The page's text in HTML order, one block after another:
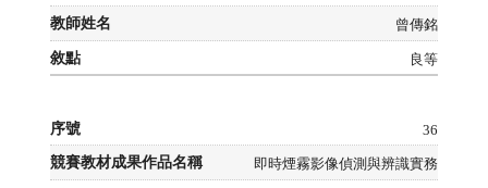
曾傳銘
良等
36
即時煙霧影像偵測與辨識實務